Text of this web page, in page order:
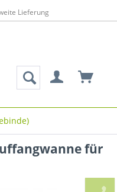
Lieferung
für